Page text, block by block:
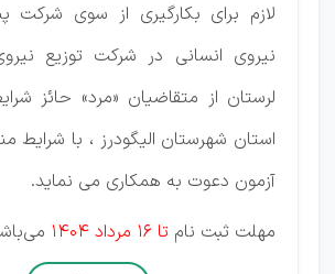
لازم برای بکارگیری از سوی شرکت
نیروی انسانی در شرکت توزیع
لرستان از متقاضیان «مرد» حائز
استان شهرستان الیگودرز ، با شرایط
آزمون دعوت به همکاری می نماید.
مهلت ثبت نام تا 16 مرداد 1404